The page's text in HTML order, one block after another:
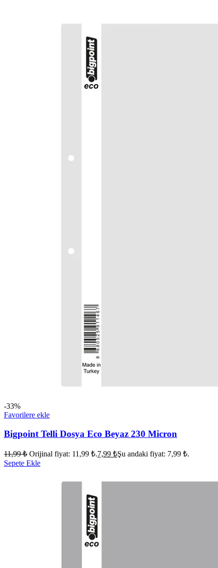
-33%
Favorilere ekle
Bigpoint Telli Dosya Eco Beyaz 230 Micron
11,99₺ Orijinal fiyat: 11,99 ₺.7,99 ₺Şu andaki fiyat: 7,99 ₺.
Sepete Ekle